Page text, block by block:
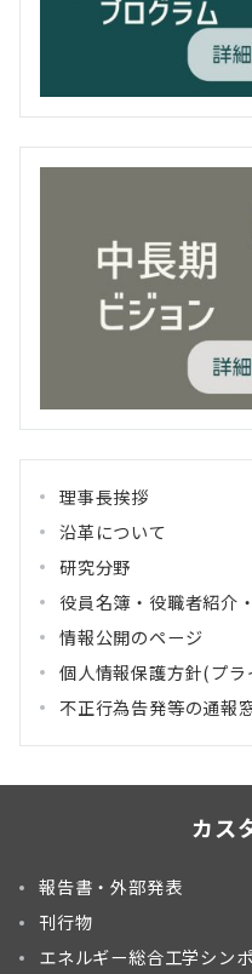
理事長挨拶
沿革について
研究分野
役員名簿・役職者紹介
情報公開のページ
個人情報保護方針(プ
不正行為告発等の通報
カス
報告書・外部発表
刊行物
エネルギー総合工学シン